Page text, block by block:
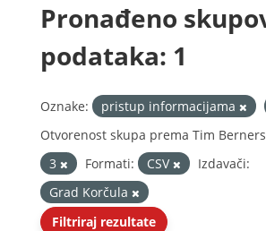
Pronađeno
podataka: 1
Oznake: pristup informacijama
Otvorenost skupa prema Tim
3
Formati: CSV
Izdavači:
Grad Korčula
Filtriraj rezultate